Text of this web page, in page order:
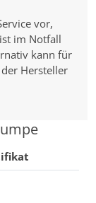
vor,
im Notfall
kann für
Hersteller